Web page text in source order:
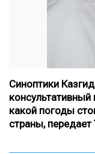
Синоптики
какой погоды
страны, передает